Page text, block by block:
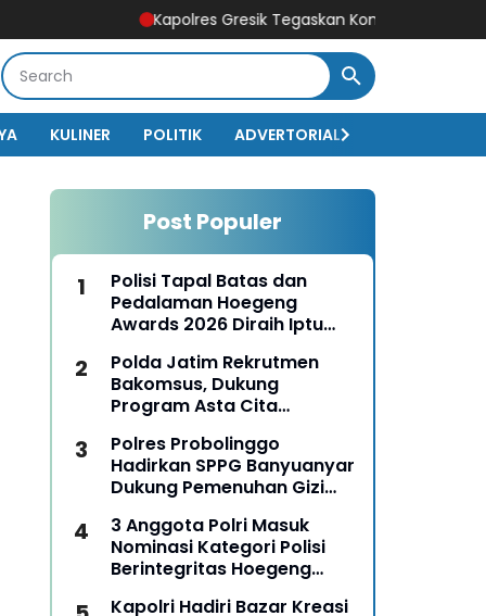
Kapolres Gresik Tegaskan Komitmen Polri Dukung
KULINER POLITIK ADVERTORIAL
Post Populer
Polisi Tapal Batas dan
Pedalaman Hoegeng
Awards 2026 Diraih Iptu
Pengabdian Humanis di
Nduga
Polda Jatim Rekrutmen
Bakomsus, Dukung
Program Asta Cita
Polres Probolinggo
Hadirkan SPPG Banyuanyar
Dukung Pemenuhan Gizi
3 Anggota Polri Masuk
Nominasi Kategori Polisi
Berintegritas Hoegeng
Kapolri Hadiri Bazar Kreasi